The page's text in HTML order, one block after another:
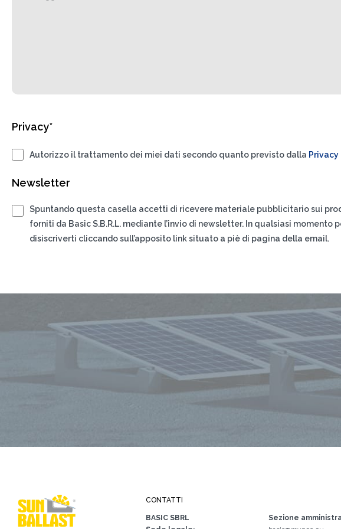
Privacy*
Autorizzo il trattamento dei miei dati secondo quanto previsto dalla Privacy
Newsletter
Spuntando questa casella accetti di ricevere materiale pubblicitario sui
forniti da Basic S.B.R.L. mediante l’invio di newsletter. In qualsiasi momento
disiscriverti cliccando sull’apposito link situato a piè di pagina della email.
CONTATTI
BASIC SBRL
Sezione